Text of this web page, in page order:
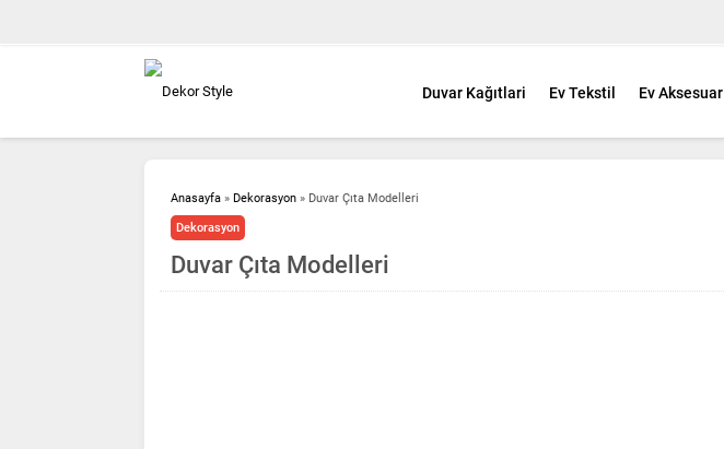
Duvar Kağıtlari Ev Tekstil Ev Aksesuar
Anasayfa » Dekorasyon » Duvar Çıta Modelleri
Dekorasyon
Duvar Çıta Modelleri